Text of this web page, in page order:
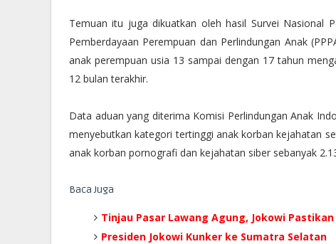
Temuan itu juga dikuatkan oleh hasil Survei Nasional
Pemberdayaan Perempuan dan Perlindungan Anak
anak perempuan usia 13 sampai dengan 17 tahun
12 bulan terakhir.
Data aduan yang diterima Komisi Perlindungan Anak
menyebutkan kategori tertinggi anak korban kejahatan
anak korban pornografi dan kejahatan siber sebanyak
Baca Juga
Tinjau Pasar Lawang Agung, Jokowi
Presiden Jokowi Kunker ke Sumatra Selatan